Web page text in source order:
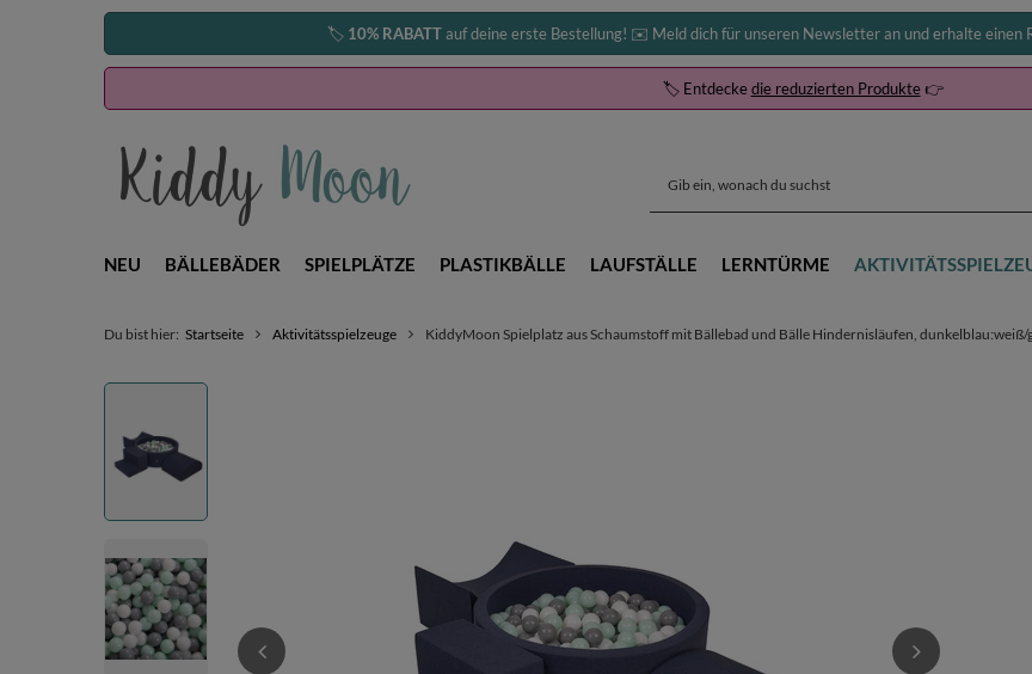
🏷️ 10% RABATTauf deine erste Bestellung! ✉️ Meld dich für unseren Newsletter an und erhalte einen
🏷️ Entdeckedie reduzierten Produkte👉
NEU BÄLLEBÄDER SPIELPLÄTZE PLASTIKBÄLLE LAUFSTÄLLE LERNTÜRME
Du bist hier: Startseite Aktivitätsspielzeuge KiddyMoon Spielplatz aus Schaumstoff mit Bällebad und Bälle Hindernisläufen,